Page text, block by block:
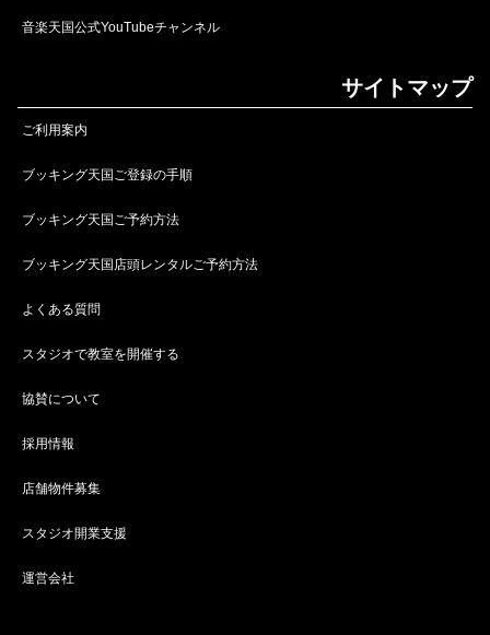
音楽天国公式YouTubeチャンネル
サイトマップ
ご利用案内
ブッキング天国ご登録の手順
ブッキング天国ご予約方法
ブッキング天国店頭レンタルご予約方法
よくある質問
スタジオで教室を開催する
協賛について
採用情報
店舗物件募集
スタジオ開業支援
運営会社